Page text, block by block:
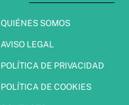
QUIÉNES SOMOS
AVISO LEGAL
POLÍTICA DE PRIVACIDAD
POLÍTICA DE COOKIES